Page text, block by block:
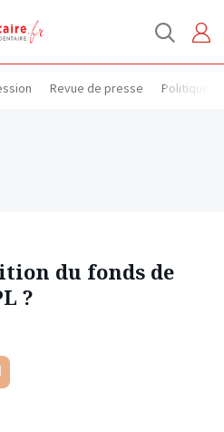
Revue de presse Politique
du fonds de
?